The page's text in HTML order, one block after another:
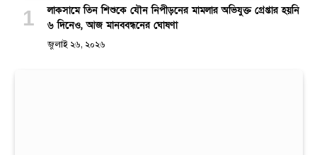
লাকসামে তিন শিশুকে যৌন নিপীড়নের মামলার অভিযুক্ত গ্রেপ্তার হয়নি
৬ দিনেও, আজ মানববন্ধনের ঘোষণা
জুলাই ২৬, ২০২৬